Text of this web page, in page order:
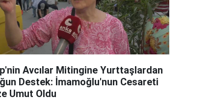
Avcılar Mitingine Yurttaşlardan
Destek: İmamoğlu'nun Cesareti
Umut Oldu